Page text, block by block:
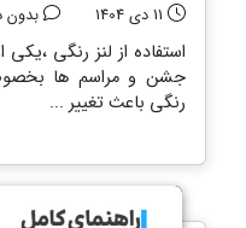
11 دی 1404 بدون
استفاده از لنز رنگی
جشن و مراسم ها
رنگی باعث تغییر ...